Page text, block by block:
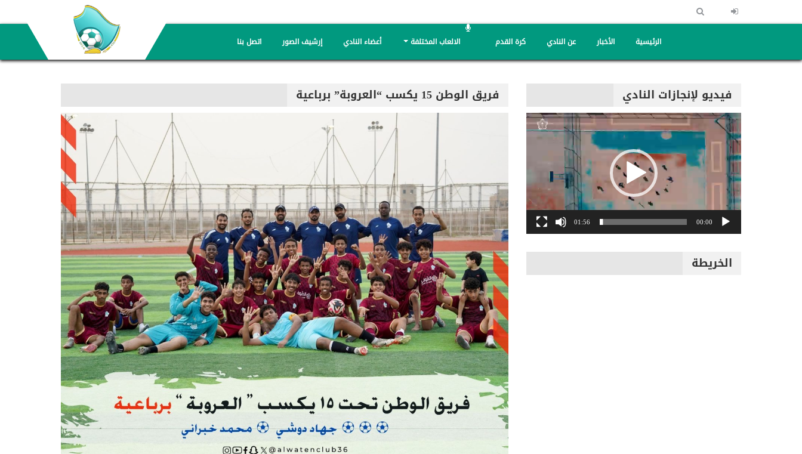
الرئيسية الأخبار عن النادي كرة القدم الالعاب المختلفة أعضاء النادي إرشيف الصور اتصل بنا
فريق الوطن 15 يكسب “العروبة” برباعية فيديو لإنجازات النادي
مشغل
الفيديو
00:00
01:56
الخريطة